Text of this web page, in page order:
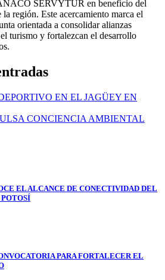
SERVYTUR en beneficio del
región. Este acercamiento marca el
orientada a consolidar alianzas
turismo y fortalezcan el desarrollo
EN EL JAGÜEY EN
CONCIENCIA AMBIENTAL
EL ALCANCE DE CONECTIVIDAD DEL
PARA FORTALECER EL